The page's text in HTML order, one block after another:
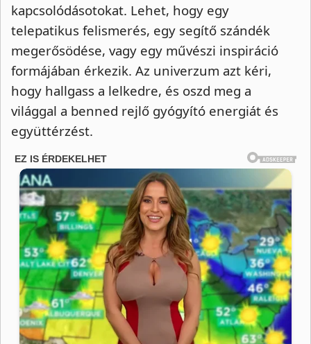
kapcsolódásotokat. Lehet, hogy egy
telepatikus felismerés, egy segítő szándék
megerősödése, vagy egy művészi inspiráció
formájában érkezik. Az univerzum azt kéri,
hogy hallgass a lelkedre, és oszd meg a
világgal a benned rejlő gyógyító energiát és
együttérzést.